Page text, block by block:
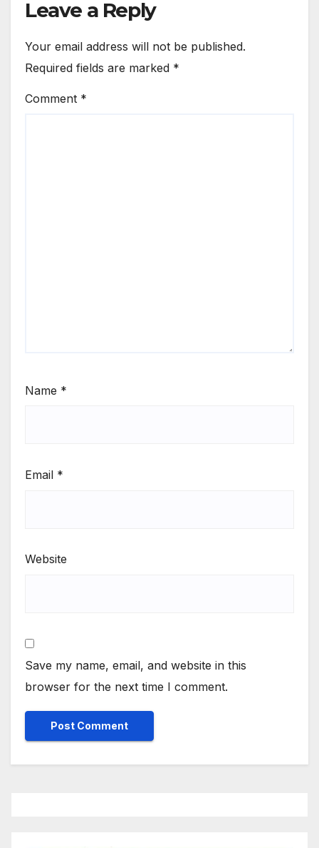
Leave a Reply
Your email address will not be published.
Required fields are marked *
Comment *
Name *
Email *
Website
Save my name, email, and website in this
browser for the next time I comment.